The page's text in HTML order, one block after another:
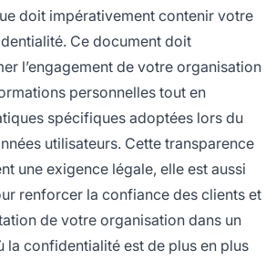
doit impérativement contenir votre
Ce document doit
l’engagement de votre organisation
personnelles tout en
spécifiques adoptées lors du
utilisateurs. Cette transparence
une exigence légale, elle est aussi
renforcer la confiance des clients et
de votre organisation dans un
la confidentialité est de plus en plus